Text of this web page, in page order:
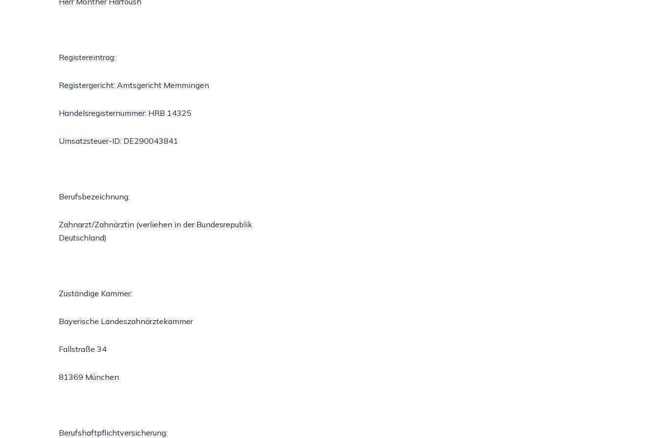
Registereintrag:
Registergericht: Amtsgericht Memmingen
Handelsregisternummer: HRB 14325
Umsatzsteuer-ID: DE290043841
Berufsbezeichnung:
Zahnarzt/Zahnärztin (verliehen in der Bundesrepublik
Deutschland)
Zuständige Kammer:
Bayerische Landeszahnärztekammer
Fallstraße 34
81369 München
Berufshaftpflichtversicherung: